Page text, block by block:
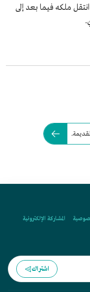
ملكه فيما بعد إلى
المشاركة الإلكترونية
اشتراك